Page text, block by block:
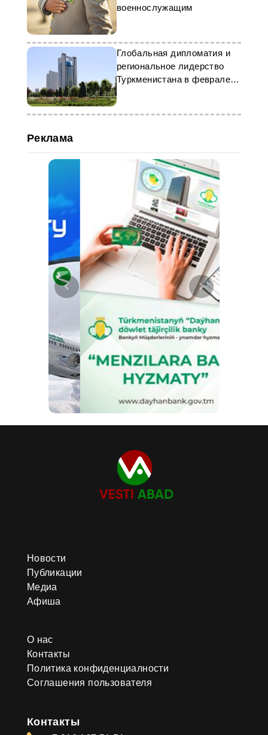
военнослужащим
Глобальная дипломатия и
региональное лидерство
Туркменистана в феврале
Реклама
Новости
Публикации
Медиа
Афиша
О нас
Контакты
Политика конфиденциалности
Соглашения пользователя
Контакты